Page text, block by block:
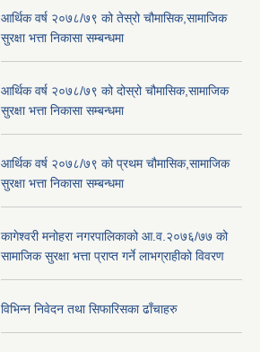
आर्थिक वर्ष २०७८/७९ को तेस्रो चौमासिक,सामाजिक
सुरक्षा भत्ता निकासा सम्बन्धमा
आर्थिक वर्ष २०७८/७९ को दोस्रो चौमासिक,सामाजिक
सुरक्षा भत्ता निकासा सम्बन्धमा
आर्थिक वर्ष २०७८/७९ को प्रथम चौमासिक,सामाजिक
सुरक्षा भत्ता निकासा सम्बन्धमा
कागेश्वरी मनोहरा नगरपालिकाको आ.व.२०७६/७७ को
सामाजिक सुरक्षा भत्ता प्राप्त गर्ने लाभग्राहीको विवरण
विभिन्न निवेदन तथा सिफारिसका ढाँचाहरु